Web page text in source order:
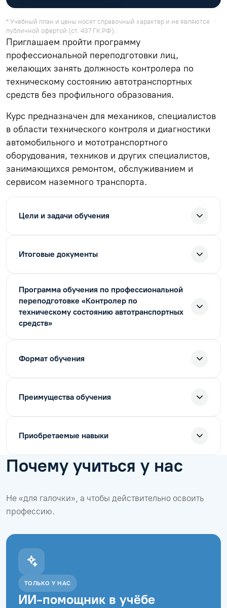
* Учебный план и цены носят справочный характер и не являются
публичной офертой (ст. 437 ГК РФ).
Приглашаем пройти программу
профессиональной переподготовки лиц,
желающих занять должность контролера по
техническому состоянию автотранспортных
средств без профильного образования.
Курс предназначен для механиков, специалистов
в области технического контроля и диагностики
автомобильного и мототранспортного
оборудования, техников и других специалистов,
занимающихся ремонтом, обслуживанием и
сервисом наземного транспорта.
Цели и задачи обучения
Итоговые документы
Программа обучения по профессиональной
переподготовке «Контролер по
техническому состоянию автотранспортных
средств»
Формат обучения
Преимущества обучения
Приобретаемые навыки
Почему учиться у нас
Не «для галочки», а чтобы действительно освоить
профессию.
ТОЛЬКО У НАС
ИИ-помощник в учёбе